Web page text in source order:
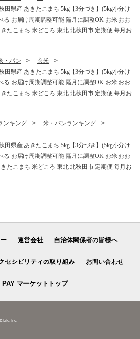
田県産 あきたこまち 5kg【3分づき】(5kg小分け
る お届け周期調整可能 隔月に調整OK お米 おお
たこまち 米どころ 東北 北秋田市 定期便 毎月お
・パン
玄米
田県産 あきたこまち 5kg【3分づき】(5kg小分け
る お届け周期調整可能 隔月に調整OK お米 おお
たこまち 米どころ 東北 北秋田市 定期便 毎月お
ンキング
米・パンランキング
田県産 あきたこまち 5kg【3分づき】(5kg小分け
る お届け周期調整可能 隔月に調整OK お米 おお
たこまち 米どころ 東北 北秋田市 定期便 毎月お
運営会社 自治体関係者の皆様へ
セシビリティの取り組み お問い合わせ
PAY マーケットトップ
Life, Inc.